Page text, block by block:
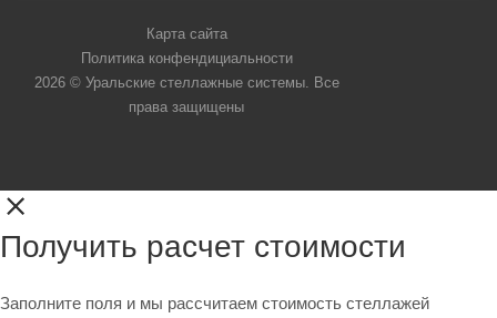
Карта сайта
Политика конфендициальности
2026 © Уральские стеллажные системы. Все
права защищены
Получить расчет стоимости
Заполните поля и мы рассчитаем стоимость стеллажей